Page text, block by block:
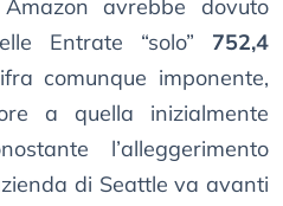
avrebbe dovuto
Entrate “solo” 752,4
comunque imponente,
a quella inizialmente
l’alleggerimento
di Seattle va avanti